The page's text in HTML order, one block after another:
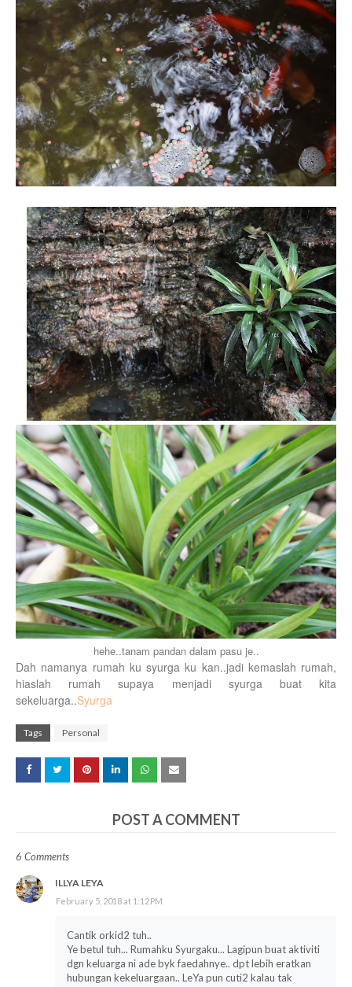
hehe..tanam pandan dalam pasu je..
Dah namanya rumah ku syurga ku kan..jadi kemaslah rumah,
hiaslah rumah supaya menjadi syurga buat kita
sekeluarga..Syurga
Tags Personal
POST A COMMENT
6 Comments
ILLYA LEYA
February 5, 2018 at 1:12 PM
Cantik orkid2 tuh..
Ye betul tuh... Rumahku Syurgaku... Lagipun buat aktiviti
dgn keluarga ni ade byk faedahnye.. dpt lebih eratkan
hubungan kekeluargaan.. LeYa pun cuti2 kalau tak